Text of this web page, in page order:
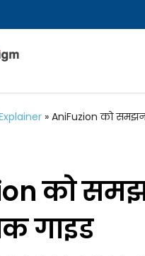
» AniFuzion को
को
गाइड